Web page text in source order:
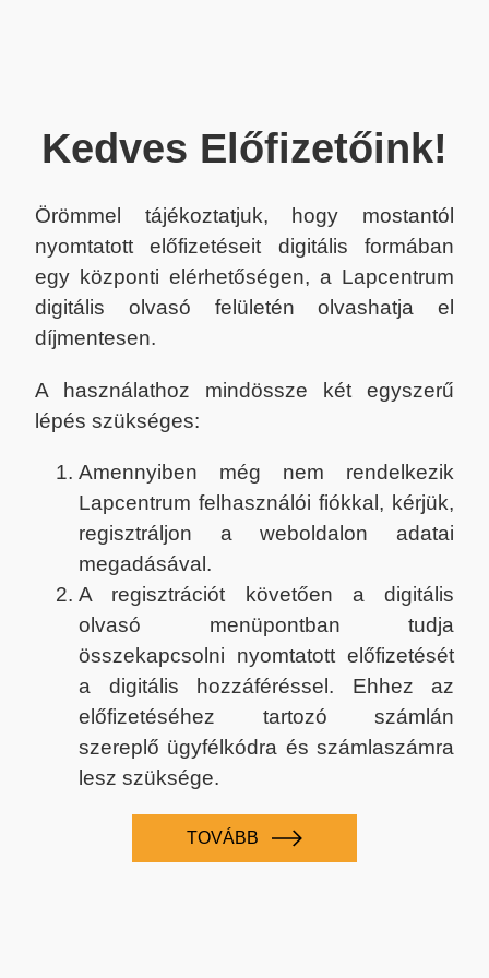
Kedves Előfizetőink!
Örömmel tájékoztatjuk, hogy mostantól
nyomtatott előfizetéseit digitális formában
egy központi elérhetőségen, a Lapcentrum
digitális olvasó felületén olvashatja el
díjmentesen.
A használathoz mindössze két egyszerű
lépés szükséges:
Amennyiben még nem rendelkezik
Lapcentrum felhasználói fiókkal, kérjük,
regisztráljon a weboldalon adatai
megadásával.
A regisztrációt követően a digitális
olvasó menüpontban tudja
összekapcsolni nyomtatott előfizetését
a digitális hozzáféréssel. Ehhez az
előfizetéséhez tartozó számlán
szereplő ügyfélkódra és számlaszámra
lesz szüksége.
TOVÁBB